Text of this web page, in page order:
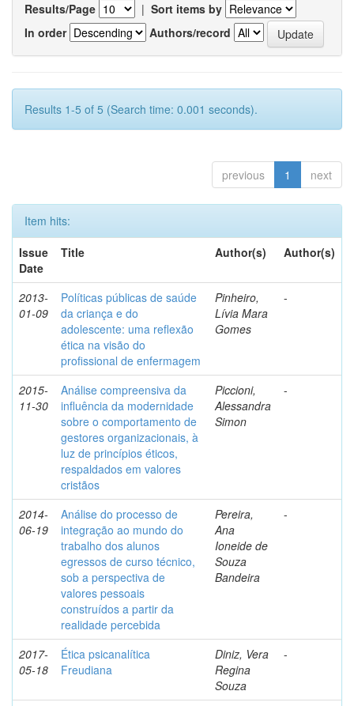
Results/Page | Sort items by
In order
Authors/record
Results 1-5 of 5 (Search time: 0.001 seconds).
previous 1 next
Item hits:
Issue
Date
Title Author(s) Author(s)
2013-
01-09
Políticas públicas de saúde
da criança e do
adolescente: uma reflexão
ética na visão do
profissional de enfermagem
Pinheiro,
Lívia Mara
Gomes
-
2015-
11-30
Análise compreensiva da
influência da modernidade
sobre o comportamento de
gestores organizacionais, à
luz de princípios éticos,
respaldados em valores
cristãos
Piccioni,
Alessandra
Simon
-
2014-
06-19
Análise do processo de
integração ao mundo do
trabalho dos alunos
egressos de curso técnico,
sob a perspectiva de
valores pessoais
construídos a partir da
realidade percebida
Pereira,
Ana
Ioneide de
Souza
Bandeira
-
2017-
05-18
Ética psicanalítica
Freudiana
Diniz, Vera
Regina
Souza
-